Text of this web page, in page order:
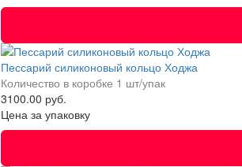
Пессарий силиконовый кольцо Ходжа
Количество в коробке 1 шт/упак
3100.00 руб.
Цена за упаковку